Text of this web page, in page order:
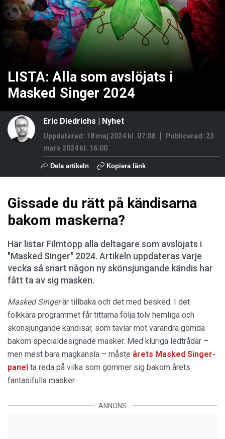
LISTA: Alla som avslöjats i
Masked Singer 2024
Eric Diedrichs | Nyhet
Uppdaterad: 18 maj 2024 kl. 07:08 Publicerad: 23
mars 2024 kl. 16:00
Dela artikeln Kopiera länk
Gissade du rätt på kändisarna
bakom maskerna?
Här listar Filmtopp alla deltagare som avslöjats i
"Masked Singer" 2024. Artikeln uppdateras varje
vecka så snart någon ny skönsjungande kändis har
fått ta av sig masken.
Masked Singerär tillbaka och det med besked. I det
folkkära programmet får tittarna följa tolv hemliga och
skönsjungande kändisar, som tävlar mot varandra gömda
bakom specialdesignade masker. Med kluriga ledtrådar –
men mest bara magkänsla – måste årets Masked Singer-
panel ta reda på vilka som gömmer sig bakom årets
fantasifulla masker.
ANNONS